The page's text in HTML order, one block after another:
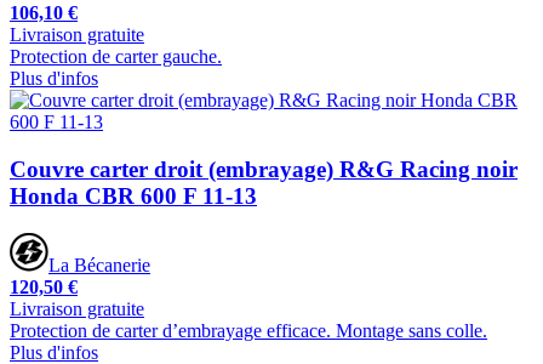
106,10 €
Livraison gratuite
Protection de carter gauche.
Plus d'infos
Couvre carter droit (embrayage) R&G Racing noir
Honda CBR 600 F 11-13
La Bécanerie
120,50 €
Livraison gratuite
Protection de carter d’embrayage efficace. Montage sans colle.
Plus d'infos